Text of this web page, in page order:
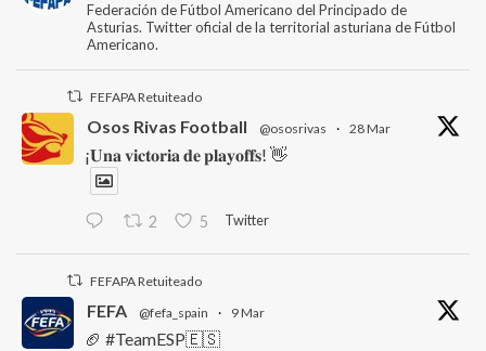
Federación de Fútbol Americano del Principado de
Asturias. Twitter oficial de la territorial asturiana de Fútbol
Americano.
FEFAPA Retuiteado
Osos Rivas Football @ososrivas · 28 Mar
¡𝐔𝐧𝐚 𝐯𝐢𝐜𝐭𝐨𝐫𝐢𝐚 𝐝𝐞 𝐩𝐥𝐚𝐲𝐨𝐟𝐟𝐬! 👋
2 5 Twitter
FEFAPA Retuiteado
FEFA @fefa_spain · 9 Mar
🏈 #TeamESP🇪🇸